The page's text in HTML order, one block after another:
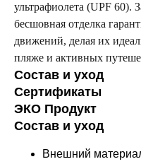
ультрафиолета (UPF 60).
бесшовная отделка
движений, делая их
пляже и активных
Состав и уход
Сертификаты
ЭКО Продукт
Состав и уход
Внешний